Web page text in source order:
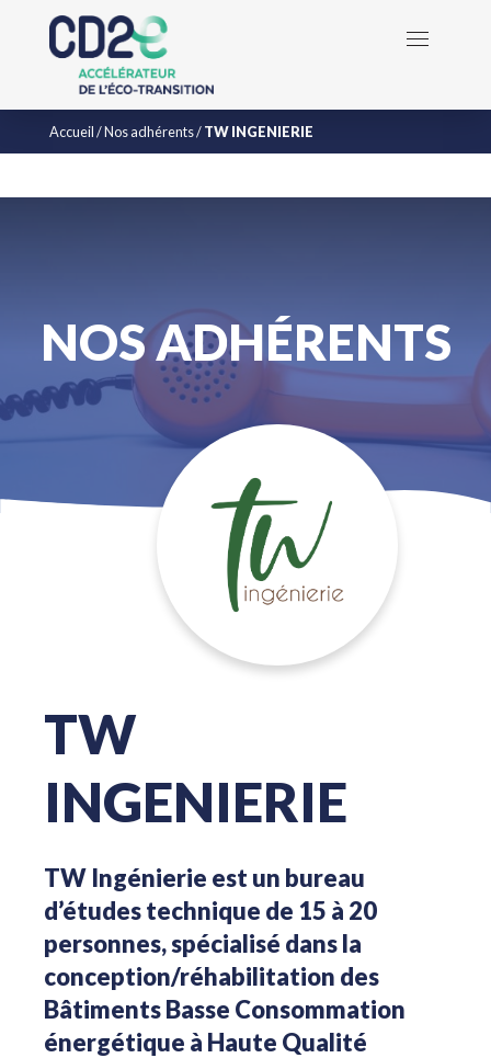
Accueil/Nos adhérents/TW INGENIERIE
NOS ADHÉRENTS
TW
INGENIERIE
TW Ingénierie est un bureau
d’études technique de 15 à 20
personnes, spécialisé dans la
conception/réhabilitation des
Bâtiments Basse Consommation
énergétique à Haute Qualité